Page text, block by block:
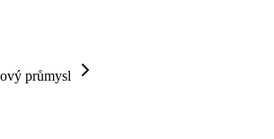
průmysl